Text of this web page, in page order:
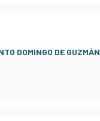
DOMINGO DE GUZMÁN